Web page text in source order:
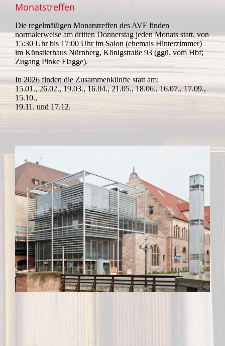
Monatstreffen
Die regelmäßigen Monatstreffen des AVF finden
normalerweise am dritten Donnerstag jeden Monats statt, von
15:30 Uhr bis 17:00 Uhr im Salon (ehemals Hinterzimmer)
im Künstlerhaus Nürnberg, Königstraße 93 (ggü. vom Hbf;
Zugang Pinke Flagge).
In 2026 finden die Zusammenkünfte statt am:
15.01., 26.02., 19.03., 16.04., 21.05., 18.06., 16.07., 17.09.,
15.10.,
19.11. und 17.12.